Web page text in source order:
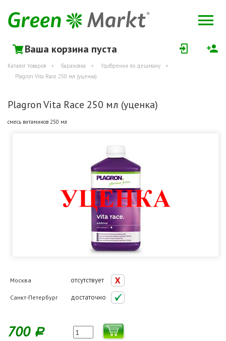
Ваша корзина пуста
Каталог товаров Барахолка
Удобрения по дешману
Plagron Vita Race 250 мл (уценка)
Plagron Vita Race 250 мл (уценка)
смесь витаминов 250 мл
Москва отсутствует
Санкт-Петербург достаточно
700 Р